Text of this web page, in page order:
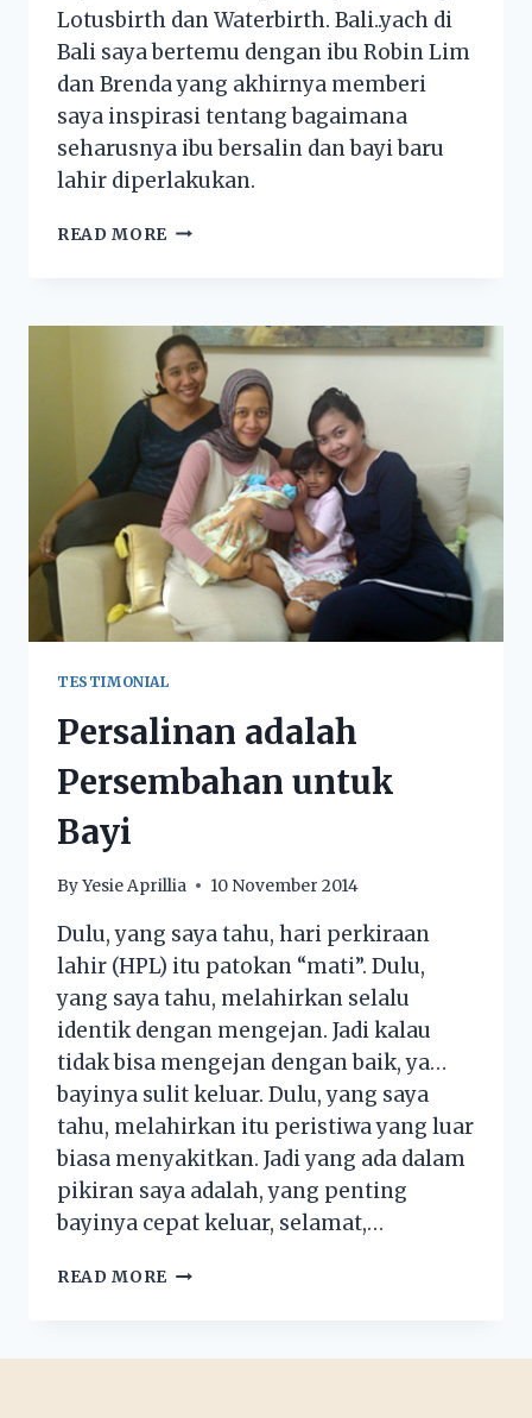
Lotusbirth dan Waterbirth. Bali..yach di
Bali saya bertemu dengan ibu Robin Lim
dan Brenda yang akhirnya memberi
saya inspirasi tentang bagaimana
seharusnya ibu bersalin dan bayi baru
lahir diperlakukan.
READ MORE
TESTIMONIAL
Persalinan adalah
Persembahan untuk
Bayi
ByYesie Aprillia 10 November 2014
Dulu, yang saya tahu, hari perkiraan
lahir (HPL) itu patokan “mati”. Dulu,
yang saya tahu, melahirkan selalu
identik dengan mengejan. Jadi kalau
tidak bisa mengejan dengan baik, ya…
bayinya sulit keluar. Dulu, yang saya
tahu, melahirkan itu peristiwa yang luar
biasa menyakitkan. Jadi yang ada dalam
pikiran saya adalah, yang penting
bayinya cepat keluar, selamat,…
READ MORE